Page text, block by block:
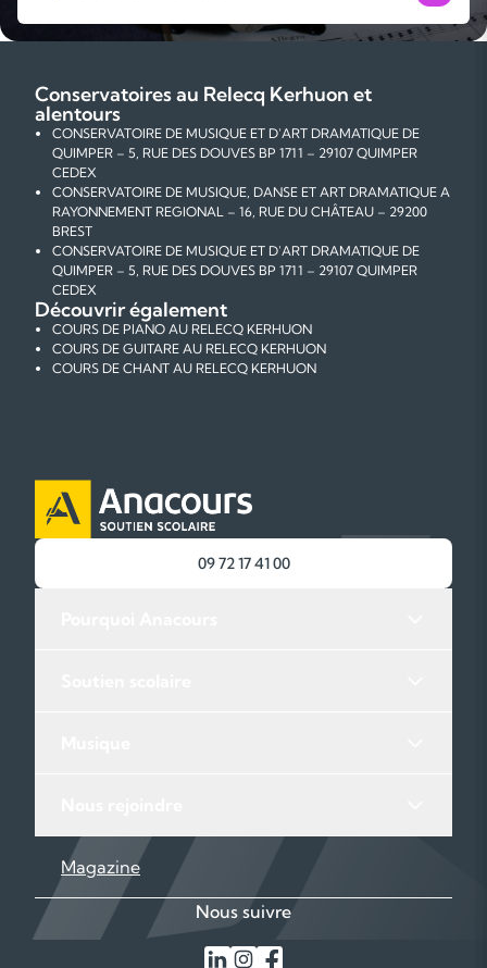
Conservatoires au Relecq Kerhuon et
alentours
CONSERVATOIRE DE MUSIQUE ET D'ART DRAMATIQUE DE
QUIMPER – 5, RUE DES DOUVES BP 1711 – 29107 QUIMPER
CEDEX
CONSERVATOIRE DE MUSIQUE, DANSE ET ART DRAMATIQUE A
RAYONNEMENT REGIONAL – 16, RUE DU CHÂTEAU – 29200
BREST
CONSERVATOIRE DE MUSIQUE ET D'ART DRAMATIQUE DE
QUIMPER – 5, RUE DES DOUVES BP 1711 – 29107 QUIMPER
CEDEX
Découvrir également
COURS DE PIANO AU RELECQ KERHUON
COURS DE GUITARE AU RELECQ KERHUON
COURS DE CHANT AU RELECQ KERHUON
09 72 17 41 00
Magazine
Nous suivre